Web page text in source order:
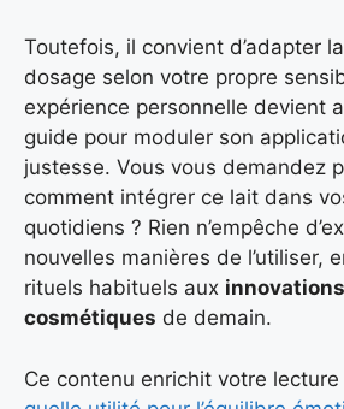
Toutefois, il convient d’adapter
dosage selon votre propre
expérience personnelle devient
guide pour moduler son
justesse. Vous vous demandez
comment intégrer ce lait dans
quotidiens ? Rien n’empêche
nouvelles manières de l’utiliser,
rituels habituels aux innovations
cosmétiques de demain.
Ce contenu enrichit votre lecture